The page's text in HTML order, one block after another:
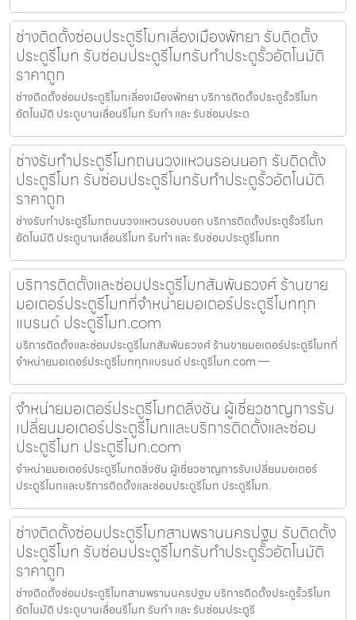
ช่างติดตั้งซ่อมประตูรีโมทเลี่องเมืองพัทยา รับติดตั้ง
ประตูรีโมท รับซ่อมประตูรีโมทรับทำประตูรั้วอัตโนมัติ
ราคาถูก
ช่างติดตั้งซ่อมประตูรีโมทเลี่องเมืองพัทยา บริการติดตั้งประตูรั้วรีโมท
อัตโนมัติ ประตูบานเลื่อนรีโมท รับทำ และ รับซ่อมประต
ช่างรับทำประตูรีโมทถนนวงแหวนรอบนอก รับติดตั้ง
ประตูรีโมท รับซ่อมประตูรีโมทรับทำประตูรั้วอัตโนมัติ
ราคาถูก
ช่างรับทำประตูรีโมทถนนวงแหวนรอบนอก บริการติดตั้งประตูรั้วรีโมท
อัตโนมัติ ประตูบานเลื่อนรีโมท รับทำ และ รับซ่อมประตูรีโมทท
บริการติดตั้งและซ่อมประตูรีโมทสัมพันธวงศ์ ร้านขาย
มอเตอร์ประตูรีโมทที่จำหน่ายมอเตอร์ประตูรีโมททุก
แบรนด์ ประตูรีโมท.com
บริการติดตั้งและซ่อมประตูรีโมทสัมพันธวงศ์ ร้านขายมอเตอร์ประตูรีโมทที่
จำหน่ายมอเตอร์ประตูรีโมททุกแบรนด์ ประตูรีโมท.com —
จำหน่ายมอเตอร์ประตูรีโมทตลิ่งชัน ผู้เชี่ยวชาญการรับ
เปลี่ยนมอเตอร์ประตูรีโมทและบริการติดตั้งและซ่อม
ประตูรีโมท ประตูรีโมท.com
จำหน่ายมอเตอร์ประตูรีโมทตลิ่งชัน ผู้เชี่ยวชาญการรับเปลี่ยนมอเตอร์
ประตูรีโมทและบริการติดตั้งและซ่อมประตูรีโมท ประตูรีโมท.
ช่างติดตั้งซ่อมประตูรีโมทสามพรานนครปฐม รับติดตั้ง
ประตูรีโมท รับซ่อมประตูรีโมทรับทำประตูรั้วอัตโนมัติ
ราคาถูก
ช่างติดตั้งซ่อมประตูรีโมทสามพรานนครปฐม บริการติดตั้งประตูรั้วรีโมท
อัตโนมัติ ประตูบานเลื่อนรีโมท รับทำ และ รับซ่อมประตูรี